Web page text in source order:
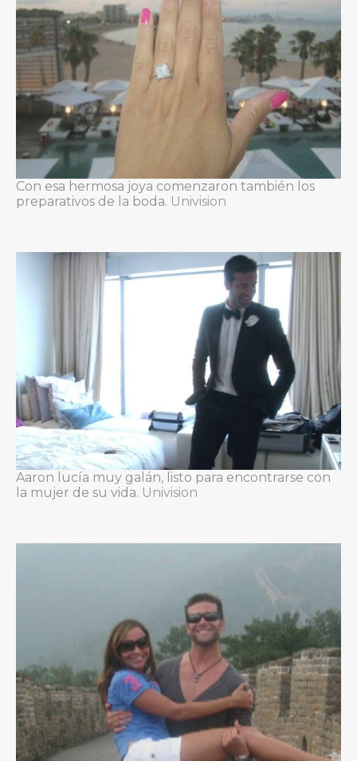
Con esa hermosa joya comenzaron también los
preparativos de la boda. Univision
Aaron lucía muy galán, listo para encontrarse con
la mujer de su vida. Univision